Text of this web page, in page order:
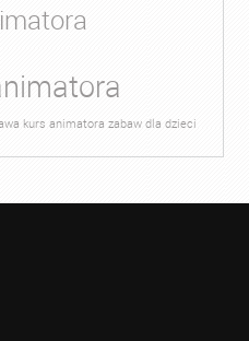
kurs animatora zabaw dla dzieci